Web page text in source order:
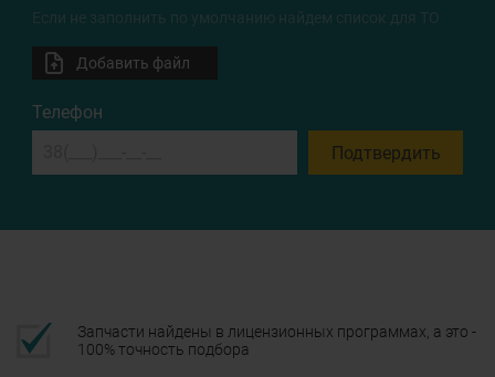
Если не заполнить по умолчанию найдем список для ТО
Добавить файл
Телефон
Подтвердить
Запчасти найдены в лицензионных программах, а это -
100% точность подбора